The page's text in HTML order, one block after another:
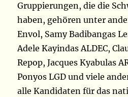
Gruppierungen, die die
haben, gehören unter
Envol, Samy Badibangas
Adele Kayindas ALDEC,
Repop, Jacques Kyabulas
Ponyos LGD und viele
alle Kandidaten für das